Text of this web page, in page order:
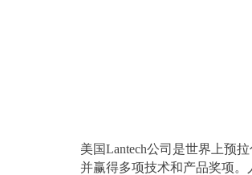
美国Lantech公司是世界上预
并赢得多项技术和产品奖项